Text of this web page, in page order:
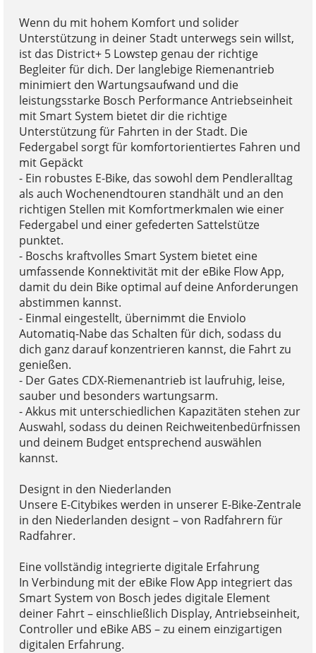
Wenn du mit hohem Komfort und solider
Unterstützung in deiner Stadt unterwegs sein willst,
ist das District+ 5 Lowstep genau der richtige
Begleiter für dich. Der langlebige Riemenantrieb
minimiert den Wartungsaufwand und die
leistungsstarke Bosch Performance Antriebseinheit
mit Smart System bietet dir die richtige
Unterstützung für Fahrten in der Stadt. Die
Federgabel sorgt für komfortorientiertes Fahren und
mit Gepäckt
- Ein robustes E-Bike, das sowohl dem Pendleralltag
als auch Wochenendtouren standhält und an den
richtigen Stellen mit Komfortmerkmalen wie einer
Federgabel und einer gefederten Sattelstütze
punktet.
- Boschs kraftvolles Smart System bietet eine
umfassende Konnektivität mit der eBike Flow App,
damit du dein Bike optimal auf deine Anforderungen
abstimmen kannst.
- Einmal eingestellt, übernimmt die Enviolo
Automatiq-Nabe das Schalten für dich, sodass du
dich ganz darauf konzentrieren kannst, die Fahrt zu
genießen.
- Der Gates CDX-Riemenantrieb ist laufruhig, leise,
sauber und besonders wartungsarm.
- Akkus mit unterschiedlichen Kapazitäten stehen zur
Auswahl, sodass du deinen Reichweitenbedürfnissen
und deinem Budget entsprechend auswählen
kannst.
Designt in den Niederlanden
Unsere E-Citybikes werden in unserer E-Bike-Zentrale
in den Niederlanden designt – von Radfahrern für
Radfahrer.
Eine vollständig integrierte digitale Erfahrung
In Verbindung mit der eBike Flow App integriert das
Smart System von Bosch jedes digitale Element
deiner Fahrt – einschließlich Display, Antriebseinheit,
Controller und eBike ABS – zu einem einzigartigen
digitalen Erfahrung.